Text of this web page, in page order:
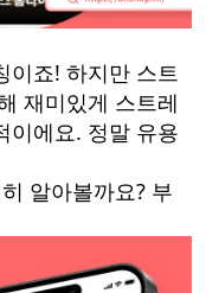
이죠! 하지만 스트
재미있게 스트레
이에요. 정말 유용
알아볼까요? 부